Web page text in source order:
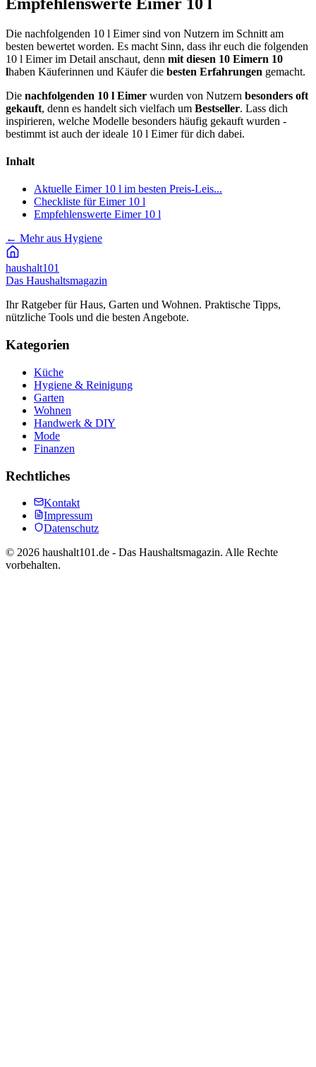
Die nachfolgenden 10 l Eimer sind von Nutzern im Schnitt am
besten bewertet worden. Es macht Sinn, dass ihr euch die folgenden
10 l Eimer im Detail anschaut, denn mit diesen 10 Eimern 10
lhaben Käuferinnen und Käufer die besten Erfahrungen gemacht.
Die nachfolgenden 10 l Eimer wurden von Nutzern besonders oft
gekauft, denn es handelt sich vielfach um Bestseller. Lass dich
inspirieren, welche Modelle besonders häufig gekauft wurden -
bestimmt ist auch der ideale 10 l Eimer für dich dabei.
Inhalt
Aktuelle Eimer 10 l im besten Preis-Leis...
Checkliste für Eimer 10 l
Empfehlenswerte Eimer 10 l
← Mehr aus Hygiene
haushalt101
Das Haushaltsmagazin
Ihr Ratgeber für Haus, Garten und Wohnen. Praktische Tipps,
nützliche Tools und die besten Angebote.
Kategorien
Küche
Hygiene & Reinigung
Garten
Wohnen
Handwerk & DIY
Mode
Finanzen
Rechtliches
Kontakt
Impressum
Datenschutz
© 2026 haushalt101.de - Das Haushaltsmagazin. Alle Rechte
vorbehalten.